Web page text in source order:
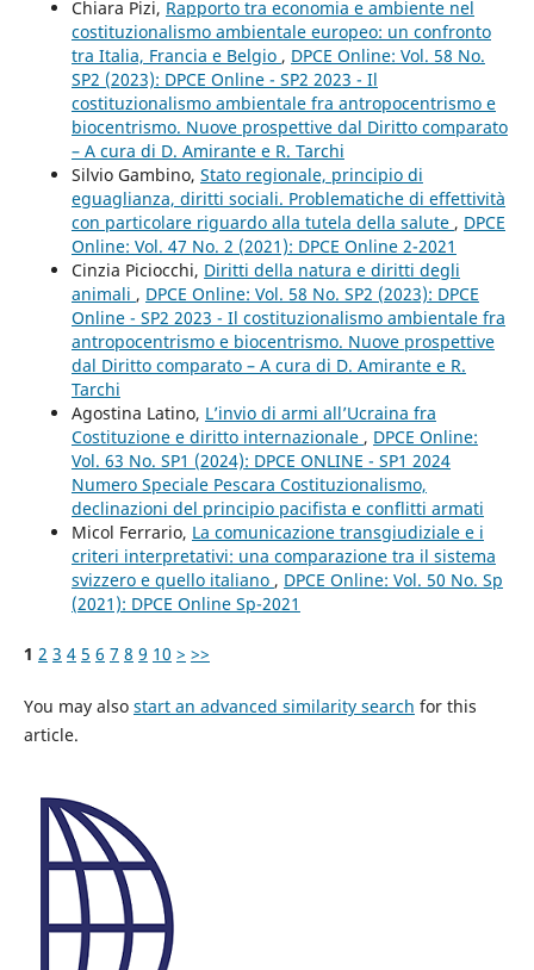
Chiara Pizi, Rapporto tra economia e ambiente nel
costituzionalismo ambientale europeo: un confronto
tra Italia, Francia e Belgio , DPCE Online: Vol. 58 No.
SP2 (2023): DPCE Online - SP2 2023 - Il
costituzionalismo ambientale fra antropocentrismo e
biocentrismo. Nuove prospettive dal Diritto comparato
– A cura di D. Amirante e R. Tarchi
Silvio Gambino, Stato regionale, principio di
eguaglianza, diritti sociali. Problematiche di effettività
con particolare riguardo alla tutela della salute , DPCE
Online: Vol. 47 No. 2 (2021): DPCE Online 2-2021
Cinzia Piciocchi, Diritti della natura e diritti degli
animali , DPCE Online: Vol. 58 No. SP2 (2023): DPCE
Online - SP2 2023 - Il costituzionalismo ambientale fra
antropocentrismo e biocentrismo. Nuove prospettive
dal Diritto comparato – A cura di D. Amirante e R.
Tarchi
Agostina Latino, L’invio di armi all’Ucraina fra
Costituzione e diritto internazionale , DPCE Online:
Vol. 63 No. SP1 (2024): DPCE ONLINE - SP1 2024
Numero Speciale Pescara Costituzionalismo,
declinazioni del principio pacifista e conflitti armati
Micol Ferrario, La comunicazione transgiudiziale e i
criteri interpretativi: una comparazione tra il sistema
svizzero e quello italiano , DPCE Online: Vol. 50 No. Sp
(2021): DPCE Online Sp-2021
1 2 3 4 5 6 7 8 9 10 > >>
You may also start an advanced similarity search for this
article.